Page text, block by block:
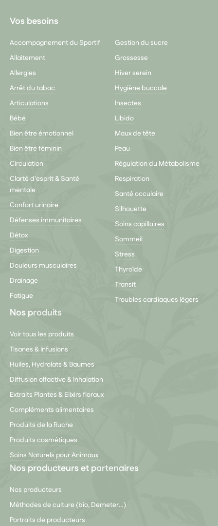
Vos besoins
Accompagnement du Sportif
Allaitement
Allergies
Arrêt du tabac
Articulations
Bébé
Bien être émotionnel
Bien être féminin
Circulation
Clarté d'esprit & Santé
mentale
Confort urinaire
Défenses immunitaires
Détox
Digestion
Douleurs musculaires
Drainage
Fatigue
Gestion du sucre
Grossesse
Hiver serein
Hygiène buccale
Insectes
Libido
Maux de tête
Peau
Régulation du Métabolisme
Respiration
Santé occulaire
Silhouette
Soins capillaires
Sommeil
Stress
Thyroïde
Transit
Troubles cardiaques légers
Nos produits
Voir tous les produits
Tisanes & Infusions
Huiles, Hydrolats & Baumes
Diffusion olfactive & Inhalation
Extraits Plantes & Elixirs floraux
Compléments alimentaires
Produits de la Ruche
Produits cosmétiques
Soins Naturels pour Animaux
Nos producteurs et partenaires
Nos producteurs
Méthodes de culture (bio, Demeter…)
Portraits de producteurs